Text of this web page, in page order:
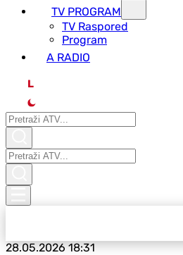
TV PROGRAM
ТV Raspored
Program
A RADIO
L
28.05.202618:31